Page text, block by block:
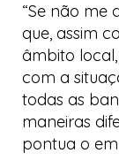
“Se não me
que, assim
âmbito
com a
todas as
maneiras
pontua o